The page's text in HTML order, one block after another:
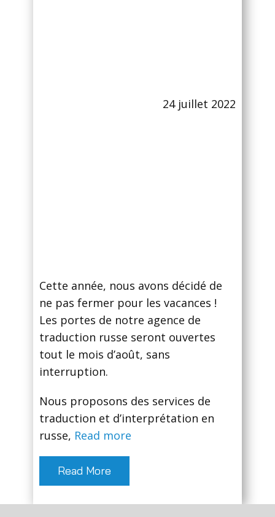
24 juillet 2022
Cette année, nous avons décidé de
ne pas fermer pour les vacances !
Les portes de notre agence de
traduction russe seront ouvertes
tout le mois d’août, sans
interruption.
Nous proposons des services de
traduction et d’interprétation en
russe, Read more
Read More